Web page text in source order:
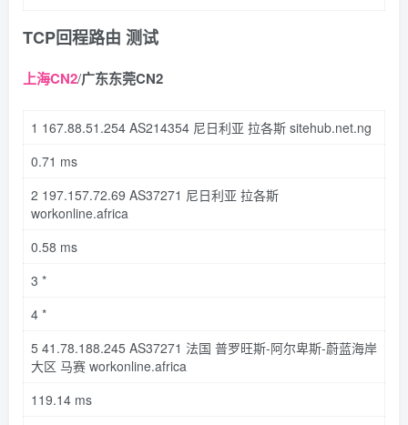
TCP回程路由 测试
上海CN2/广东东莞CN2
1 167.88.51.254 AS214354 尼日利亚 拉各斯 sitehub.net.ng
0.71 ms
2 197.157.72.69 AS37271 尼日利亚 拉各斯
workonline.africa
0.58 ms
3 *
4 *
5 41.78.188.245 AS37271 法国 普罗旺斯-阿尔卑斯-蔚蓝海岸
大区 马赛 workonline.africa
119.14 ms